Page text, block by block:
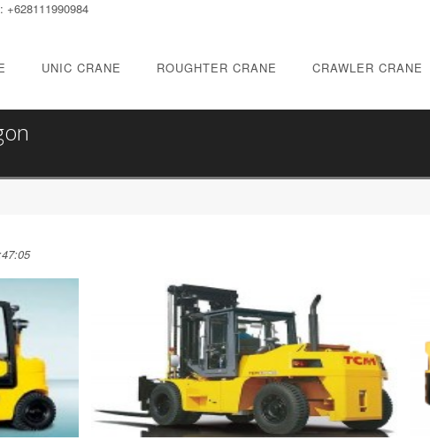
+628111990984
UNIC CRANE ROUGHTER CRANE CRAWLER CRANE